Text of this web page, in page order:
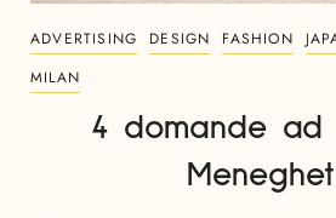
ADVERTISING DESIGN FASHION
MILAN
4 domande ad